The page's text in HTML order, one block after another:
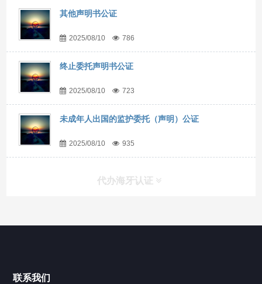
其他声明书公证
2025/08/10 786
终止委托声明书公证
2025/08/10 723
未成年人出国的监护委托（声明）公证
2025/08/10 935
代办海牙认证
联系我们